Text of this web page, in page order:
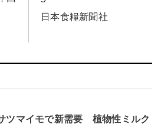
日本食糧新聞社
ツマイモで新需要 植物性ミルク